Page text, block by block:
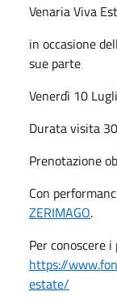
Venaria Viva
in occasione
sue parte
Venerdì 10
Durata visita
Prenotazione
Con
ZERIMAGO.
Per conoscere
https://
estate/